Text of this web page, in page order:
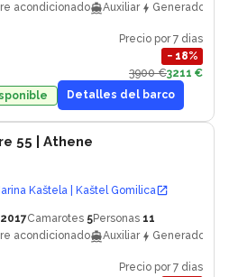
acondicionado
Auxiliar Generador
Precio por 7 dias
− 18%
3900 €3211 €
Detalles del barco
55 | Athene
Kaštela | Kaštel Gomilica
2017Camarotes 5Personas 11
acondicionado
Auxiliar Generador
Precio por 7 dias